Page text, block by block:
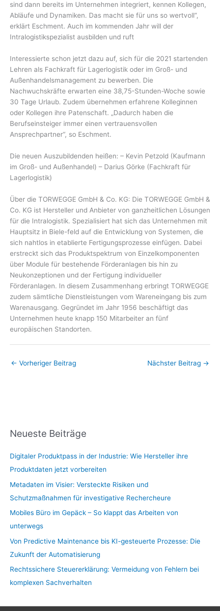
sind dann bereits im Unternehmen integriert, kennen Kollegen,
Abläufe und Dynamiken. Das macht sie für uns so wertvoll“,
erklärt Eschment. Auch im kommenden Jahr will der
Intralogistikspezialist ausbilden und ruft
Interessierte schon jetzt dazu auf, sich für die 2021 startenden
Lehren als Fachkraft für Lagerlogistik oder im Groß- und
Außenhandelsmanagement zu bewerben. Die
Nachwuchskräfte erwarten eine 38,75-Stunden-Woche sowie
30 Tage Urlaub. Zudem übernehmen erfahrene Kolleginnen
oder Kollegen ihre Patenschaft. „Dadurch haben die
Berufseinsteiger immer einen vertrauensvollen
Ansprechpartner“, so Eschment.
Die neuen Auszubildenden heißen: – Kevin Petzold (Kaufmann
im Groß- und Außenhandel) – Darius Görke (Fachkraft für
Lagerlogistik)
Über die TORWEGGE GmbH & Co. KG: Die TORWEGGE GmbH &
Co. KG ist Hersteller und Anbieter von ganzheitlichen Lösungen
für die Intralogistik. Spezialisiert hat sich das Unternehmen mit
Hauptsitz in Biele-feld auf die Entwicklung von Systemen, die
sich nahtlos in etablierte Fertigungsprozesse einfügen. Dabei
erstreckt sich das Produktspektrum von Einzelkomponenten
über Module für bestehende Förderanlagen bis hin zu
Neukonzeptionen und der Fertigung individueller
Förderanlagen. In diesem Zusammenhang erbringt TORWEGGE
zudem sämtliche Dienstleistungen vom Wareneingang bis zum
Warenausgang. Gegründet im Jahr 1956 beschäftigt das
Unternehmen heute knapp 150 Mitarbeiter an fünf
europäischen Standorten.
← Vorheriger Beitrag Nächster Beitrag →
Neueste Beiträge
Digitaler Produktpass in der Industrie: Wie Hersteller ihre
Produktdaten jetzt vorbereiten
Metadaten im Visier: Versteckte Risiken und
Schutzmaßnahmen für investigative Rechercheure
Mobiles Büro im Gepäck – So klappt das Arbeiten von
unterwegs
Von Predictive Maintenance bis KI-gesteuerte Prozesse: Die
Zukunft der Automatisierung
Rechtssichere Steuererklärung: Vermeidung von Fehlern bei
komplexen Sachverhalten